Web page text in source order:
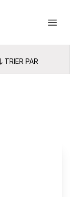
par
TRIER PAR